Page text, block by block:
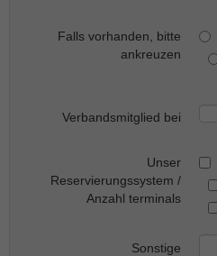
Falls vorhanden, bitte
ankreuzen
Verbandsmitglied bei
Unser
Reservierungssystem /
Anzahl terminals
Sonstige